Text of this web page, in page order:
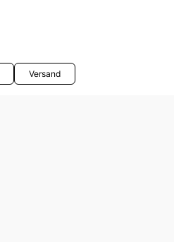
Versand